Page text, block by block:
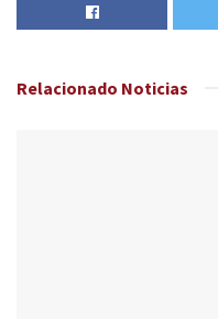
Relacionado Noticias